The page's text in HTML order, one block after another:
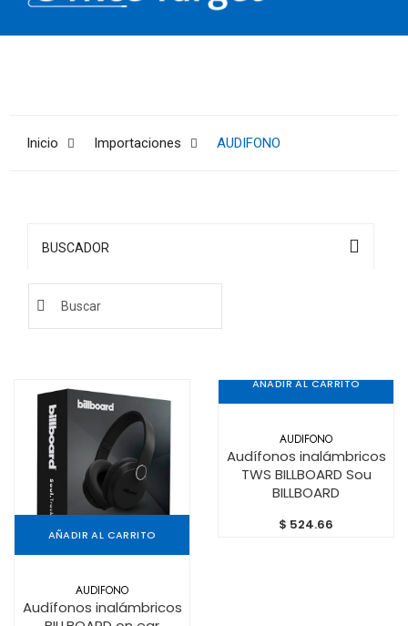
Inicio Importaciones AUDIFONO
BUSCADOR
AÑADIR AL CARRITO
AUDIFONO
Audífonos inalámbricos
AÑADIR AL CARRITO
AUDIFONO
Audífonos inalámbricos
TWS BILLBOARD Sou
BILLBOARD
$ 524.66